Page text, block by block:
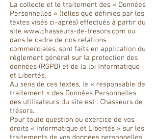
La collecte et le traitement des « Données
Personnelles » (telles que définies par les
textes visés ci-après) effectués à partir du
site www.chasseurs-de-tresors.com ou
dans le cadre de nos relations
commerciales, sont faits en application du
règlement général sur la protection des
données (RGPD) et de la loi Informatique
et Libertés.
Au sens de ces textes, le « responsable de
traitement » des Données Personnelles
des utilisateurs du site est : Chasseurs de
trésors.
Pour toute question ou exercice de vos
droits « Informatique et Libertés » sur les